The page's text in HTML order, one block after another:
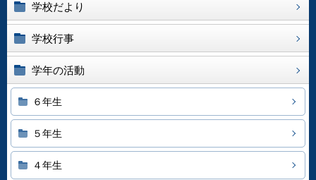
学校だより
学校行事
学年の活動
６年生
５年生
４年生